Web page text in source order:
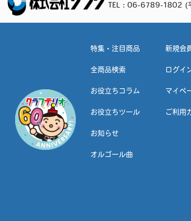
TEL：06-6789-1802 (
特集・注目商品
全商品検索
お役立ちコラム
お役立ちツール
お知らせ
オルゴール曲
新規会
ログイ
マイペ
ご利用